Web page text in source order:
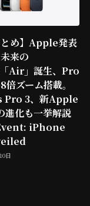
とめ】Apple発表
来の
Air」誕生、Pro
倍ズーム搭載。
Pro 3、新Apple
化も一挙解説
iPhone
日